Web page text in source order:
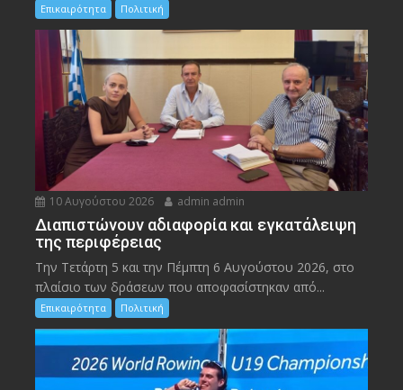
Επικαιρότητα Πολιτική
10 Αυγούστου 2026 admin admin
Διαπιστώνουν αδιαφορία και εγκατάλειψη
της περιφέρειας
Την Τετάρτη 5 και την Πέμπτη 6 Αυγούστου 2026, στο
πλαίσιο των δράσεων που αποφασίστηκαν από...
Επικαιρότητα Πολιτική